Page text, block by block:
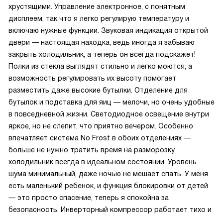
хрустящими. Управление электронное, с понятным
дисплеем, так что я легко регулирую температуру и
включаю нужные функции. Звуковая индикация открытой
двери — настоящая находка, ведь иногда я забываю
закрыть холодильник, а теперь он всегда подскажет!
Полки из стекла выглядят стильно и легко моются, а
возможность регулировать их высоту помогает
разместить даже высокие бутылки. Отделение для
бутылок и подставка для яиц — мелочи, но очень удобные
в повседневной жизни. Светодиодное освещение внутри
яркое, но не слепит, что приятно вечером. Особенно
впечатляет система No Frost в обоих отделениях —
больше не нужно тратить время на разморозку,
холодильник всегда в идеальном состоянии. Уровень
шума минимальный, даже ночью не мешает спать. У меня
есть маленький ребенок, и функция блокировки от детей
— это просто спасение, теперь я спокойна за
безопасность. Инверторный компрессор работает тихо и